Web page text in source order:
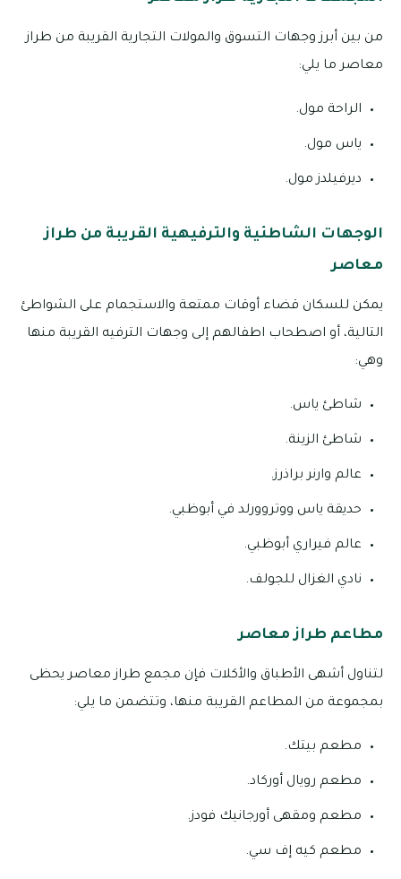
من بين أبرز وجهات التسوق والمولات التجارية القريبة من طراز
معاصر ما يلي:
الراحة مول.
ياس مول.
ديرفيلدز مول.
الوجهات الشاطئية والترفيهية القريبة من طراز
معاصر
يمكن للسكان قضاء أوقات ممتعة والاستجمام على الشواطئ
التالية، أو اصطحاب اطفالهم إلى وجهات الترفيه القريبة منها
وهي:
شاطئ ياس.
شاطئ الزينة.
عالم وارنر براذرز.
حديقة ياس ووتروورلد في أبوظبي.
عالم فيراري أبوظبي.
نادي الغزال للجولف.
مطاعم طراز معاصر
لتناول أشهى الأطباق والأكلات فإن مجمع طراز معاصر يحظى
بمجموعة من المطاعم القريبة منها، وتتضمن ما يلي:
مطعم بيتك.
مطعم رويال أوركاد.
مطعم ومقهى أورجانيك فودز.
مطعم كيه إف سي.